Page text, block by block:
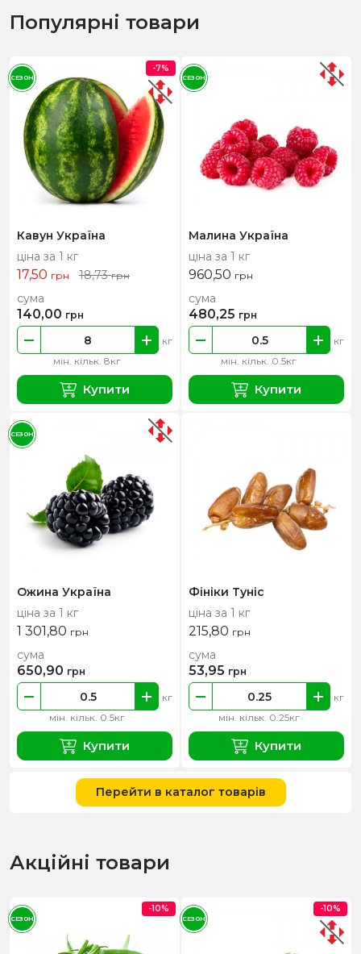
Популярні товари
Кавун Україна
ціна за 1 кг
17,50 грн 18,73грн
мін. кільк. 8кг
кг
сума
140,00 грн
Купити
-7%
СЕЗОН
Малина Україна
ціна за 1 кг
960,50 грн
мін. кільк. 0.5кг
кг
сума
480,25 грн
Купити
СЕЗОН
Ожина Україна
ціна за 1 кг
1 301,80 грн
мін. кільк. 0.5кг
кг
сума
650,90 грн
Купити
СЕЗОН
Фініки Туніс
ціна за 1 кг
215,80 грн
мін. кільк. 0.25кг
кг
сума
53,95 грн
Купити
Перейти в каталог товарів
Акційні товари
-10%
СЕЗОН
-10%
СЕЗОН